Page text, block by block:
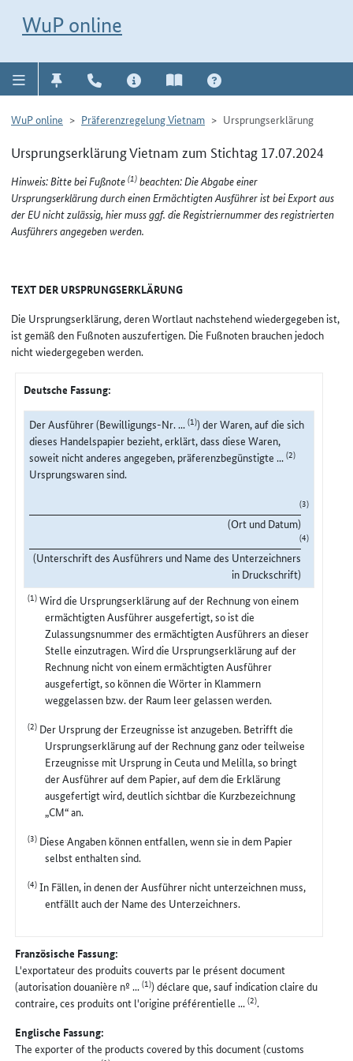
WuP online
WuP online Präferenzregelung Vietnam Ursprungserklärung
Ursprungserklärung Vietnam zum Stichtag 17.07.2024
Hinweis: Bitte bei Fußnote(1)beachten: Die Abgabe einer
Ursprungserklärung durch einen Ermächtigten Ausführer ist bei Export aus
der EU nicht zulässig, hier muss ggf. die Registriernummer des registrierten
Ausführers angegeben werden.
TEXT DER URSPRUNGSERKLÄRUNG
Die Ursprungserklärung, deren Wortlaut nachstehend wiedergegeben ist,
ist gemäß den Fußnoten auszufertigen. Die Fußnoten brauchen jedoch
nicht wiedergegeben werden.
Deutsche Fassung:
Der Ausführer (Bewilligungs-Nr. ...(1)) der Waren, auf die sich
dieses Handelspapier bezieht, erklärt, dass diese Waren,
soweit nicht anderes angegeben, präferenzbegünstigte ...(2)
Ursprungswaren sind.
(3)
(Ort und Datum)
(4)
(Unterschrift des Ausführers und Name des Unterzeichners
in Druckschrift)
(1)Wird die Ursprungserklärung auf der Rechnung von einem
ermächtigten Ausführer ausgefertigt, so ist die
Zulassungsnummer des ermächtigten Ausführers an dieser
Stelle einzutragen. Wird die Ursprungserklärung auf der
Rechnung nicht von einem ermächtigten Ausführer
ausgefertigt, so können die Wörter in Klammern
weggelassen bzw. der Raum leer gelassen werden.
(2) Der Ursprung der Erzeugnisse ist anzugeben. Betrifft die
Ursprungserklärung auf der Rechnung ganz oder teilweise
Erzeugnisse mit Ursprung in Ceuta und Melilla, so bringt
der Ausführer auf dem Papier, auf dem die Erklärung
ausgefertigt wird, deutlich sichtbar die Kurzbezeichnung
„CM“ an.
(3) Diese Angaben können entfallen, wenn sie in dem Papier
selbst enthalten sind.
(4)In Fällen, in denen der Ausführer nicht unterzeichnen muss,
entfällt auch der Name des Unterzeichners.
Französische Fassung:
L'exportateur des produits couverts par le présent document
(autorisation douanière nº ...(1)) déclare que, sauf indication claire du
contraire, ces produits ont l'origine préférentielle ...(2).
Englische Fassung:
The exporter of the products covered by this document (customs